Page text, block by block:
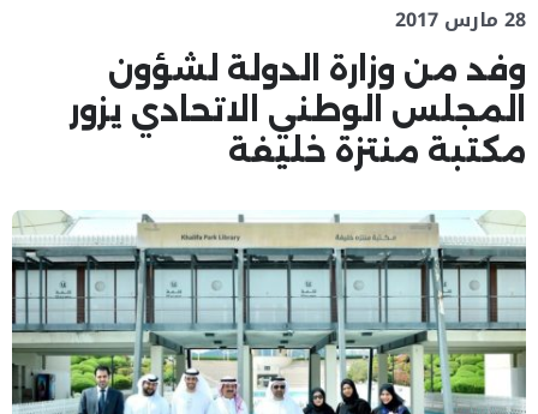
28 مارس 2017
وفد من وزارة الدولة لشؤون
المجلس الوطني الاتحادي يزور
مكتبة منتزة خليفة